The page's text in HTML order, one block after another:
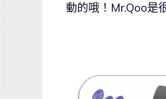
動的哦！Mr.Qoo是